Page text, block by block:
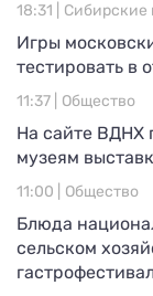
18:31 | Сибирские
Игры
тестировать в
11:37 | Общество
На сайте ВДНХ
музеям
11:00 | Общество
Блюда
сельском